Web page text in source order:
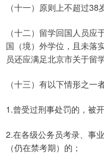
（十一）原则上不超过
（十二）留学回国人员
国（境）外学位，且未落
员还应满足北京市关于留
（十三）有以下情形之一
1.曾受过刑事处罚的，被
2.在各级公务员考录、事
（仍在禁考期）的；